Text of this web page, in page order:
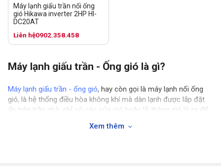
Máy lạnh giấu trần nối ống
gió Hikawa inverter 2HP HI-
DC20AT
Liên hệ0902.358.458
Máy lạnh giấu trần - Ống gió là gì?
Máy lạnh giấu trần - ống gió, hay còn gọi là máy lạnh nối ống
gió, là hệ thống điều hòa không khí mà dàn lạnh được lắp đặt
ẩn trên trần nhà, chỉ có các cửa gió hoặc lỗ thông gió lộ ra để
giống như các dòng máy lạnh treo tường hay âm trần thông
Xem thêm